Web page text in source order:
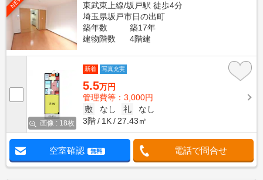
東武東上線/坂戸駅 徒歩4分
埼玉県坂戸市日の出町
築年数
築17年
建物階数
4階建
画像 : 18枚
新着 写真充実
5.5万円
管理費等：3,000円
敷
なし 礼
なし
3階
1K 27.43㎡
空室確認 無料 電話で問合せ